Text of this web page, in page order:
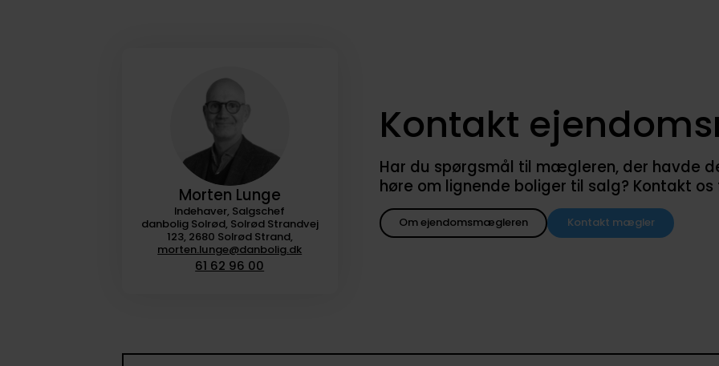
Morten Lunge
Indehaver, Salgschef
danbolig Solrød, Solrød Strandvej
123, 2680 Solrød Strand,
morten.lunge@danbolig.dk
61 62 96 00
Kontakt
Har du spørgsmål til mægleren, der havde
høre om lignende boliger til salg? Kontakt
Om ejendomsmægleren Kontakt mægler